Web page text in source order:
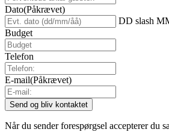
Dato(Påkrævet)
DD slash
Budget
Telefon
E-mail(Påkrævet)
Når du sender forespørgsel accepterer du